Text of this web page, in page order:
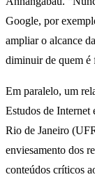
Google, por
ampliar o alcance
diminuir de quem é
Em paralelo, um
Estudos de Internet
Rio de Janeiro
enviesamento dos
conteúdos críticos